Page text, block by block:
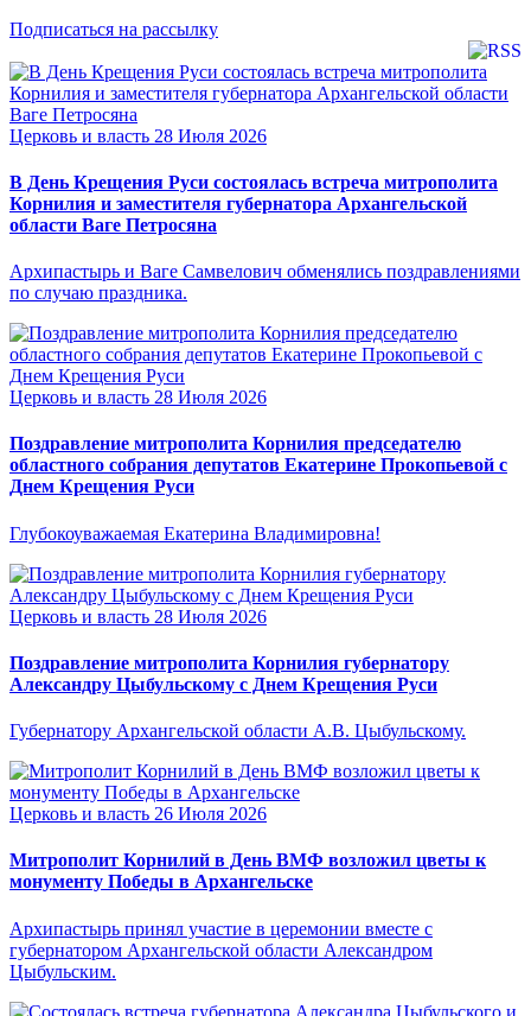
Подписаться на рассылку
Церковь и власть 28 Июля 2026
В День Крещения Руси состоялась встреча митрополита
Корнилия и заместителя губернатора Архангельской
области Ваге Петросяна
Архипастырь и Ваге Самвелович обменялись поздравлениями
по случаю праздника.
Церковь и власть 28 Июля 2026
Поздравление митрополита Корнилия председателю
областного собрания депутатов Екатерине Прокопьевой с
Днем Крещения Руси
Глубокоуважаемая Екатерина Владимировна!
Церковь и власть 28 Июля 2026
Поздравление митрополита Корнилия губернатору
Александру Цыбульскому с Днем Крещения Руси
Губернатору Архангельской области А.В. Цыбульскому.
Церковь и власть 26 Июля 2026
Митрополит Корнилий в День ВМФ возложил цветы к
монументу Победы в Архангельске
Архипастырь принял участие в церемонии вместе с
губернатором Архангельской области Александром
Цыбульским.